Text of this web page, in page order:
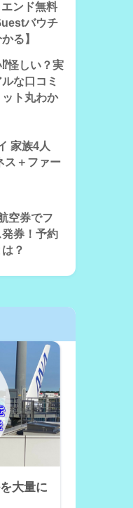
ンド無料
バウチ
る】
怪しい？実
な口コミ
ット丸わか
家族4人
ス＋ファー
空券でフ
券！予約
？
大量に